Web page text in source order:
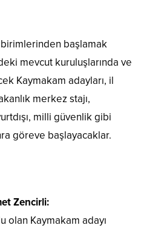
başlamak
mevcut kuruluşlarında ve
Kaymakam adayları, il
merkez stajı,
milli güvenlik gibi
göreve başlayacaklar.
Zencirli:
olan Kaymakam adayı